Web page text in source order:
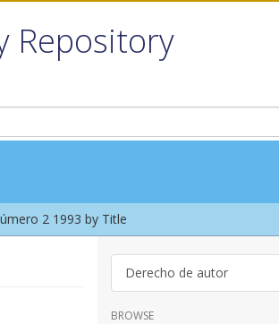
Repository
2 1993 by Title
Derecho de autor
BROWSE